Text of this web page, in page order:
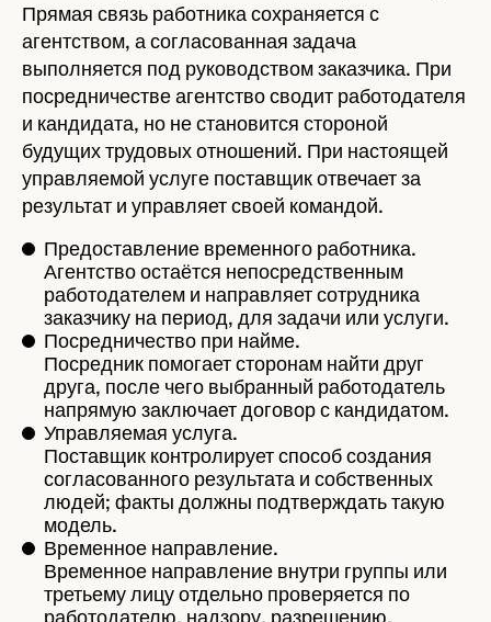
Прямая связь работника сохраняется с
агентством, а согласованная задача
выполняется под руководством заказчика. При
посредничестве агентство сводит работодателя
и кандидата, но не становится стороной
будущих трудовых отношений. При настоящей
управляемой услуге поставщик отвечает за
результат и управляет своей командой.
Предоставление временного работника.
Агентство остаётся непосредственным
работодателем и направляет сотрудника
заказчику на период, для задачи или услуги.
Посредничество при найме.
Посредник помогает сторонам найти друг
друга, после чего выбранный работодатель
напрямую заключает договор с кандидатом.
Управляемая услуга.
Поставщик контролирует способ создания
согласованного результата и собственных
людей; факты должны подтверждать такую
модель.
Временное направление.
Временное направление внутри группы или
третьему лицу отдельно проверяется по